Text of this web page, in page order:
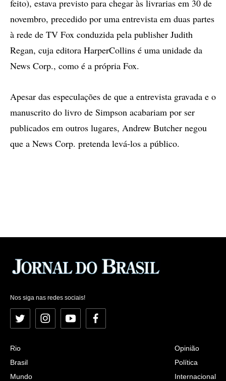
feito), estava previsto para chegar às livrarias em 30 de
novembro, precedido por uma entrevista em duas partes
à rede de TV Fox conduzida pela publisher Judith
Regan, cuja editora HarperCollins é uma unidade da
News Corp., como é a própria Fox.
Apesar das especulações de que a entrevista gravada e o
manuscrito do livro de Simpson acabariam por ser
publicados em outros lugares, Andrew Butcher negou
que a News Corp. pretenda levá-los a público.
Nos siga nas redes sociais!
Twitter InstagramYouTubeFacebook
Rio
Brasil
Mundo
Opinião
Política
Internacional